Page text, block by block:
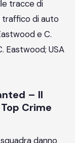
tracce di
traffico di auto
e C.
Eastwood; USA
– Il
Crime
danno